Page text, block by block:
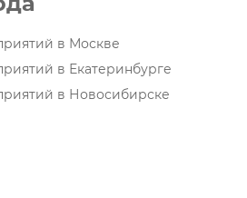
в Москве
в Екатеринбурге
в Новосибирске